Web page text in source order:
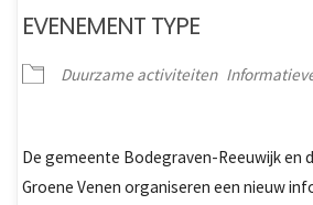
EVENEMENT TYPE
Duurzame activiteiten
De gemeente Bodegraven-Reeuwijk en
Groene Venen organiseren een nieuw